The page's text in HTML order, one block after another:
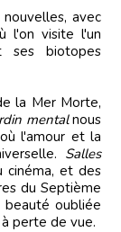
avec
l'on visite l'un
ses biotopes
la Mer Morte,
mentalnous
l'amour et la
Salles
cinéma, et des
du Septième
beauté oubliée
perte de vue.